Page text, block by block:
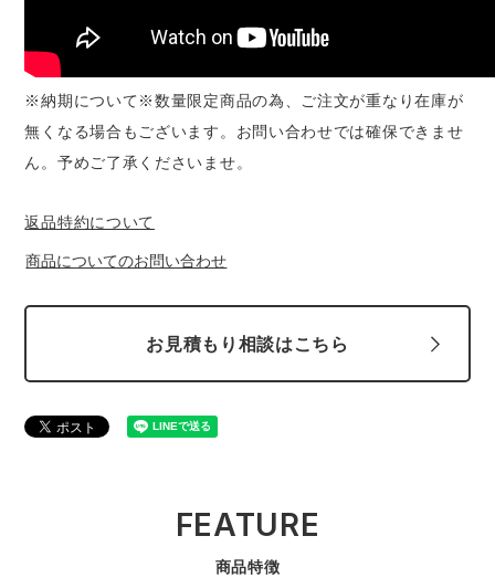
※納期について※数量限定商品の為、ご注文が重なり在庫が
無くなる場合もございます。お問い合わせでは確保できませ
ん。予めご了承くださいませ。
返品特約について
商品についてのお問い合わせ
お見積もり相談はこちら
FEATURE
商品特徴